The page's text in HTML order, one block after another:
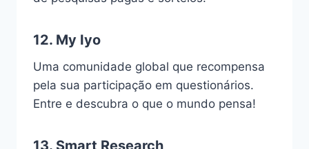
12. My Iyo
Uma comunidade global que recompensa
pela sua participação em questionários.
Entre e descubra o que o mundo pensa!